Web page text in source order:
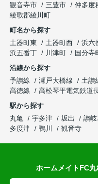
観音寺市
三豊市 仲多度
綾歌郡綾川町
町名から探す
土器町東
土器町西 浜六
浜五番丁
川津町 国分寺
沿線から探す
予讃線
瀬戸大橋線 土讃
高徳線
高松琴平電気鉄道
駅から探す
丸亀
宇多津 坂出 讃
多度津
鴨川 観音寺
ホームメイトFC